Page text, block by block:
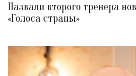
Назвали второго тренера
«Голоса страны»